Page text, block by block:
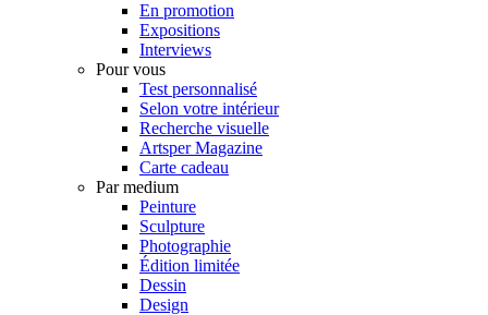
En promotion
Expositions
Interviews
Pour vous
Test personnalisé
Selon votre intérieur
Recherche visuelle
Artsper Magazine
Carte cadeau
Par medium
Peinture
Sculpture
Photographie
Édition limitée
Dessin
Design